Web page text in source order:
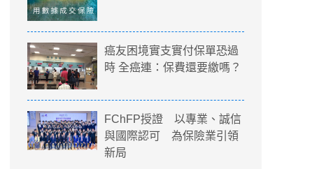
癌友困境實支實付保單恐過
時 全癌連：保費還要繳嗎？
FChFP授證 以專業、誠信
與國際認可 為保險業引領
新局